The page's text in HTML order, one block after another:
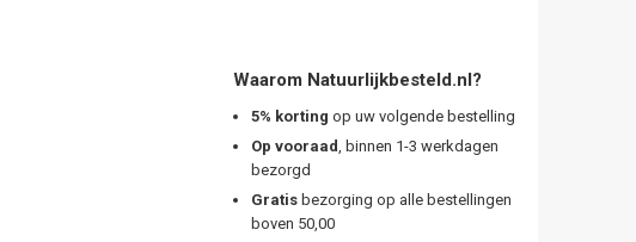
Waarom Natuurlijkbesteld.nl?
5% korting op uw volgende bestelling
Op vooraad, binnen 1-3 werkdagen
bezorgd
Gratisbezorging op alle bestellingen
boven 50,00